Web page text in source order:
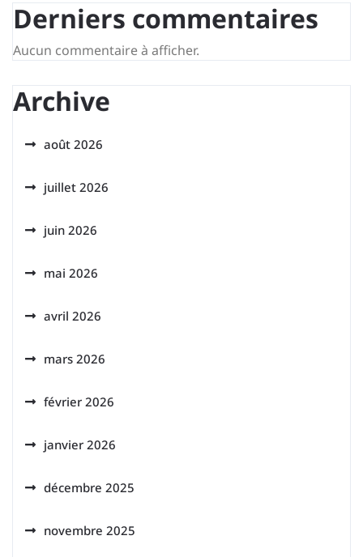
Derniers commentaires
Aucun commentaire à afficher.
Archive
août 2026
juillet 2026
juin 2026
mai 2026
avril 2026
mars 2026
février 2026
janvier 2026
décembre 2025
novembre 2025